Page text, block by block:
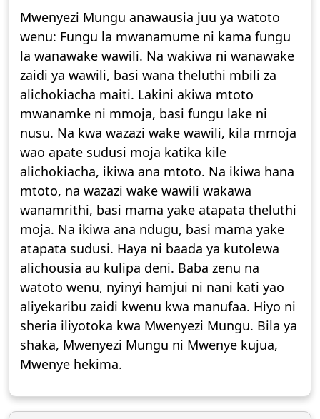
Mwenyezi Mungu anawausia juu ya watoto
wenu: Fungu la mwanamume ni kama fungu
la wanawake wawili. Na wakiwa ni wanawake
zaidi ya wawili, basi wana theluthi mbili za
alichokiacha maiti. Lakini akiwa mtoto
mwanamke ni mmoja, basi fungu lake ni
nusu. Na kwa wazazi wake wawili, kila mmoja
wao apate sudusi moja katika kile
alichokiacha, ikiwa ana mtoto. Na ikiwa hana
mtoto, na wazazi wake wawili wakawa
wanamrithi, basi mama yake atapata theluthi
moja. Na ikiwa ana ndugu, basi mama yake
atapata sudusi. Haya ni baada ya kutolewa
alichousia au kulipa deni. Baba zenu na
watoto wenu, nyinyi hamjui ni nani kati yao
aliyekaribu zaidi kwenu kwa manufaa. Hiyo ni
sheria iliyotoka kwa Mwenyezi Mungu. Bila ya
shaka, Mwenyezi Mungu ni Mwenye kujua,
Mwenye hekima.